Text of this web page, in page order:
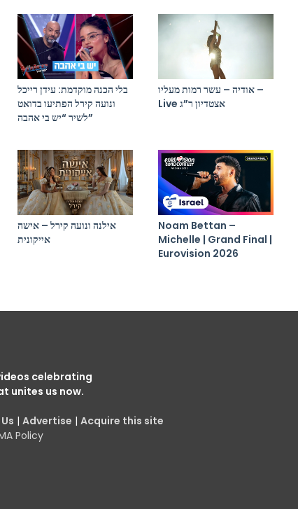
בלי הכנה מוקדמת: עידן רייכל
ונועה קירל הפתיעו בדואט
לשיר “יש בי אהבה”
אודיה – עשר רמות מעליו –
Live אצטדיון ר”ג
אילנה ונועה קירל – אישה
אייקונית
Noam Bettan –
Michelle | Grand Final |
Eurovision 2026
celebrating
unites us now.
| Advertise | Acquire this site
Policy